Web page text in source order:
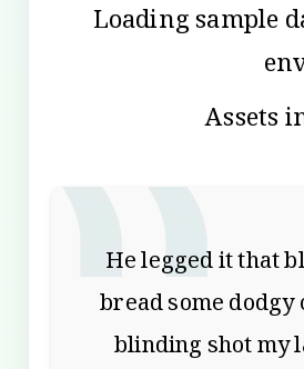
Loading sample
Assets
He legged it that
bread some dodgy
blinding shot my